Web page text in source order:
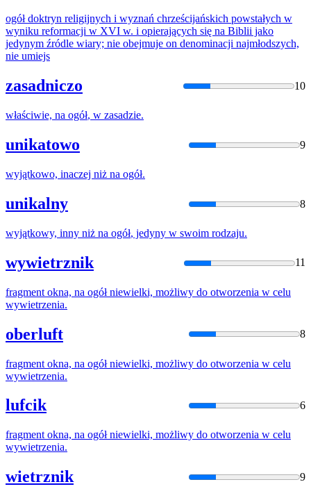
ogółdoktryn religijnych i wyznań chrześcijańskich powstałych w
wyniku reformacji w XVI w. i opierających się na Biblii jako
jedynym źródle wiary; nie obejmuje on denominacji najmłodszych,
nie umiejs
zasadniczo 10
właściwie, na ogół, w zasadzie.
unikatowo 9
wyjątkowo, inaczej niż na ogół.
unikalny 8
wyjątkowy, inny niż na ogół, jedyny w swoim rodzaju.
wywietrznik 11
fragment okna, na ogółniewielki, możliwy do otworzenia w celu
wywietrzenia.
oberluft 8
fragment okna, na ogółniewielki, możliwy do otworzenia w celu
wywietrzenia.
lufcik 6
fragment okna, na ogółniewielki, możliwy do otworzenia w celu
wywietrzenia.
wietrznik 9